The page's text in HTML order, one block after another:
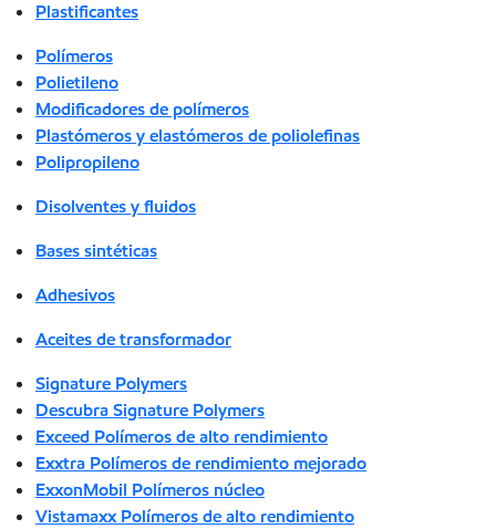
Plastificantes
Polímeros
Polietileno
Modificadores de polímeros
Plastómeros y elastómeros de poliolefinas
Polipropileno
Disolventes y fluidos
Bases sintéticas
Adhesivos
Aceites de transformador
Signature Polymers
Descubra Signature Polymers
Exceed Polímeros de alto rendimiento
Exxtra Polímeros de rendimiento mejorado
ExxonMobil Polímeros núcleo
Vistamaxx Polímeros de alto rendimiento